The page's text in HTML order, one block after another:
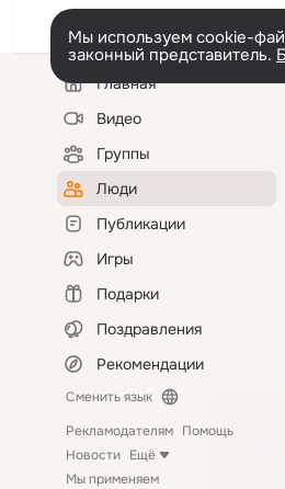
Мы используем cookie-
законный представитель.
Левая
колонкаГлавная
Видео
Группы
Люди
Публикации
Игры
Подарки
Поздравления
Рекомендации
Сменить язык
Рекламодателям Помощь
Новости Ещё
Мы применяем